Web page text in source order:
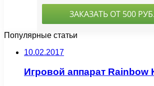
Популярные статьи
10.02.2017
Игровой аппарат Rainbow